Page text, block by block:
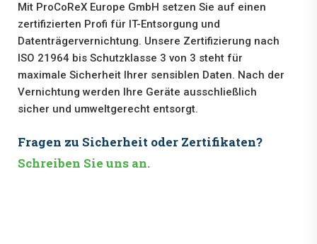
Mit ProCoReX Europe GmbH setzen Sie auf einen
zertifizierten Profi für IT-Entsorgung und
Datenträgervernichtung. Unsere Zertifizierung nach
ISO 21964 bis Schutzklasse 3 von 3 steht für
maximale Sicherheit Ihrer sensiblen Daten. Nach der
Vernichtung werden Ihre Geräte ausschließlich
sicher und umweltgerecht entsorgt.
Fragen zu Sicherheit oder Zertifikaten?
Schreiben Sie uns an.